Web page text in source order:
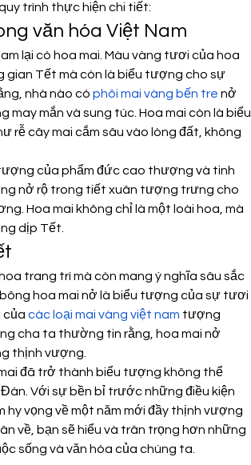
trình thực hiện chi tiết:
văn hóa Việt Nam
lại có hoa mai. Màu vàng tươi của hoa
gian Tết mà còn là biểu tượng cho sự
nhà nào có phôi mai vàng bến tre nở
may mắn và sung túc. Hoa mai còn là biểu
rễ cây mai cắm sâu vào lòng đất, không
của phẩm đức cao thượng và tinh
nở rộ trong tiết xuân tượng trưng cho
Hoa mai không chỉ là một loài hoa, mà
dịp Tết.
trang trí mà còn mang ý nghĩa sâu sắc
hoa mai nở là biểu tượng của sự tươi
của các loại mai vàng việt nam tượng
cha ta thường tin rằng, hoa mai nở
thịnh vượng.
đã trở thành biểu tượng không thể
Với sự bền bỉ trước những điều kiện
hy vọng về một năm mới đầy thịnh vượng
về, bạn sẽ hiểu và trân trọng hơn những
sống và văn hóa của chúng ta.